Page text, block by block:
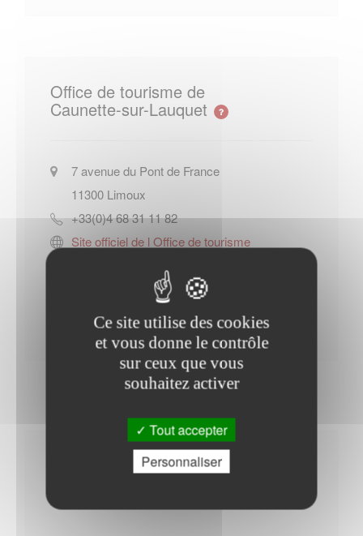
Office de tourisme de
Caunette-sur-Lauquet
7 avenue du Pont de France
11300 Limoux
+33(0)4 68 31 11 82
Site officiel de l Office de tourisme
Horaires Mairie
Ce site utilise des cookies
et vous donne le contrôle
sur ceux que vous
souhaitez activer
Tout accepter
Personnaliser